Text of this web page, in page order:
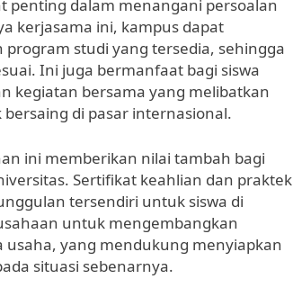
penting dalam menangani persoalan
kerjasama ini, kampus dapat
studi yang tersedia, sehingga
Ini juga bermanfaat bagi siswa
kegiatan bersama yang melibatkan
di pasar internasional.
ini memberikan nilai tambah bagi
Sertifikat keahlian dan praktek
tersendiri untuk siswa di
untuk mengembangkan
yang mendukung menyiapkan
situasi sebenarnya.